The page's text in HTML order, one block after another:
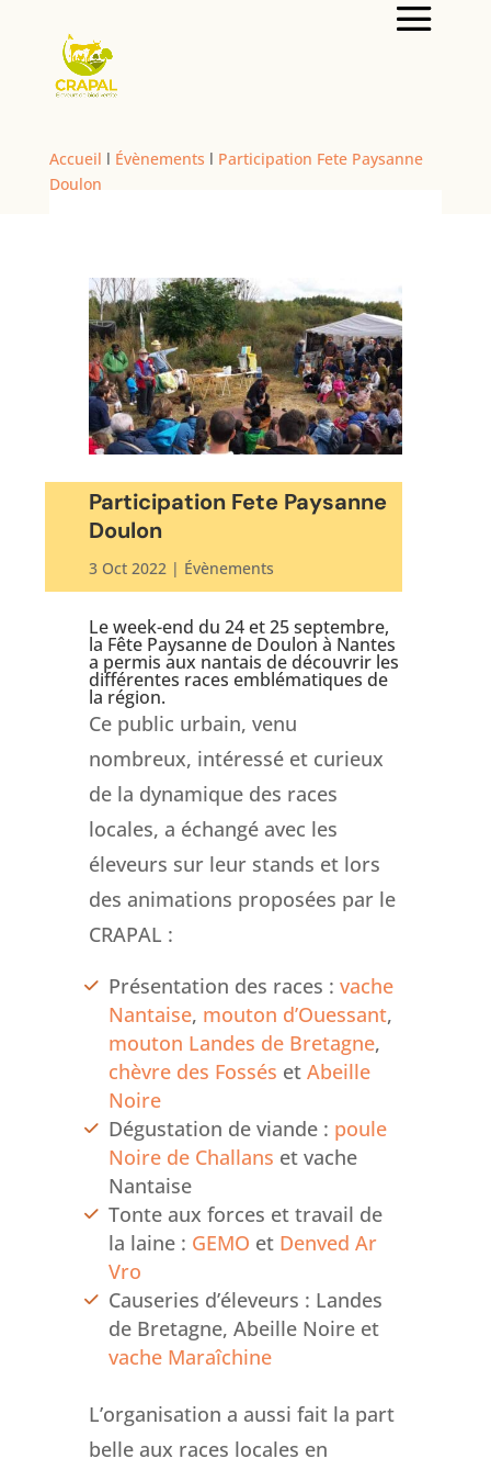
Accueil l Évènements l Participation Fete Paysanne
Doulon
Participation Fete Paysanne
Doulon
3 Oct 2022| Évènements
Le week-end du 24 et 25 septembre,
la Fête Paysanne de Doulon à Nantes
a permis aux nantais de découvrir les
différentes races emblématiques de
la région.
Ce public urbain, venu
nombreux, intéressé et curieux
de la dynamique des races
locales, a échangé avec les
éleveurs sur leur stands et lors
des animations proposées par le
CRAPAL :
Présentation des races : vache
Nantaise, mouton d’Ouessant,
mouton Landes de Bretagne,
chèvre des Fossés et Abeille
Noire
Dégustation de viande : poule
Noire de Challans et vache
Nantaise
Tonte aux forces et travail de
la laine : GEMO et Denved Ar
Vro
Causeries d’éleveurs : Landes
de Bretagne, Abeille Noire et
vache Maraîchine
L’organisation a aussi fait la part
belle aux races locales en